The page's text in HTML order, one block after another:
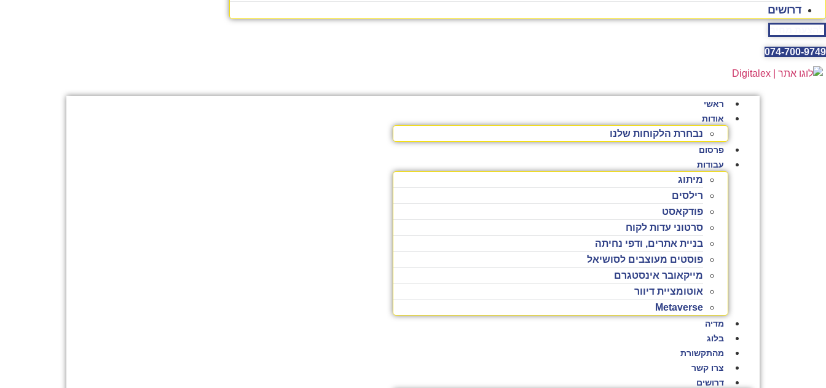
דרושים
074-700-9749
ראשי
אודות
נבחרת הלקוחות שלנו
פרסום
עבודות
מיתוג
רילסים
פודקאסט
סרטוני עדות לקוח
בניית אתרים, ודפי נחיתה
פוסטים מעוצבים לסושיאל
מייקאובר אינסטגרם
אוטומציית דיוור
Metaverse
מדיה
בלוג
מהתקשורת
צרו קשר
דרושים